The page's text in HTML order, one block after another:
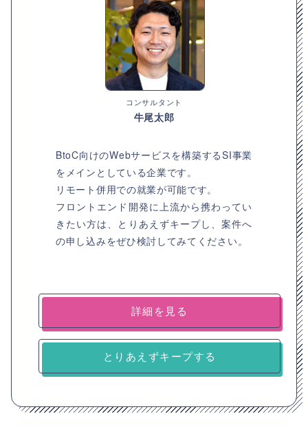
コンサルタント
牛尾太郎
BtoC向けのWebサービスを構築するSI事業
をメインとしている企業です。
リモート併用での就業が可能です。
フロントエンド開発に上流から携わってい
きたい方は、とりあえずキープし、案件へ
の申し込みをぜひ検討してみてください。
詳細を見る
とりあえずキープする